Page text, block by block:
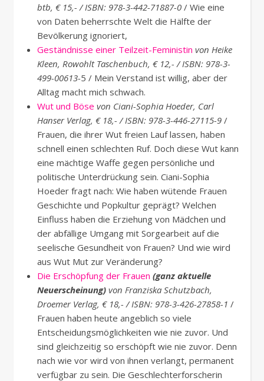
btb, € 15,- / ISBN: 978-3-442-71887-0 / Wie eine
von Daten beherrschte Welt die Hälfte der
Bevölkerung ignoriert,
Geständnisse einer Teilzeit-Feministin von Heike
Kleen, Rowohlt Taschenbuch, € 12,- / ISBN: 978-3-
499-00613-5 / Mein Verstand ist willig, aber der
Alltag macht mich schwach.
Wut und Böse von Ciani-Sophia Hoeder, Carl
Hanser Verlag, € 18,- / ISBN: 978-3-446-27115-9 /
Frauen, die ihrer Wut freien Lauf lassen, haben
schnell einen schlechten Ruf. Doch diese Wut kann
eine mächtige Waffe gegen persönliche und
politische Unterdrückung sein. Ciani-Sophia
Hoeder fragt nach: Wie haben wütende Frauen
Geschichte und Popkultur geprägt? Welchen
Einfluss haben die Erziehung von Mädchen und
der abfällige Umgang mit Sorgearbeit auf die
seelische Gesundheit von Frauen? Und wie wird
aus Wut Mut zur Veränderung?
Die Erschöpfung der Frauen (ganz aktuelle
Neuerscheinung) von Franziska Schutzbach,
Droemer Verlag, € 18,- / ISBN: 978-3-426-27858-1 /
Frauen haben heute angeblich so viele
Entscheidungsmöglichkeiten wie nie zuvor. Und
sind gleichzeitig so erschöpft wie nie zuvor. Denn
nach wie vor wird von ihnen verlangt, permanent
verfügbar zu sein. Die Geschlechterforscherin